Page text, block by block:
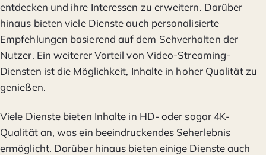
entdecken und ihre Interessen zu erweitern. Darüber
hinaus bieten viele Dienste auch personalisierte
Empfehlungen basierend auf dem Sehverhalten der
Nutzer. Ein weiterer Vorteil von Video-Streaming-
Diensten ist die Möglichkeit, Inhalte in hoher Qualität zu
genießen.
Viele Dienste bieten Inhalte in HD- oder sogar 4K-
Qualität an, was ein beeindruckendes Seherlebnis
ermöglicht. Darüber hinaus bieten einige Dienste auch